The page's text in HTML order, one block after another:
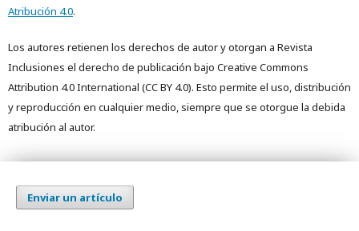
Atribución 4.0.
Los autores retienen los derechos de autor y otorgan a Revista
Inclusiones el derecho de publicación bajo Creative Commons
Attribution 4.0 International (CC BY 4.0). Esto permite el uso, distribución
y reproducción en cualquier medio, siempre que se otorgue la debida
atribución al autor.
Enviar un artículo